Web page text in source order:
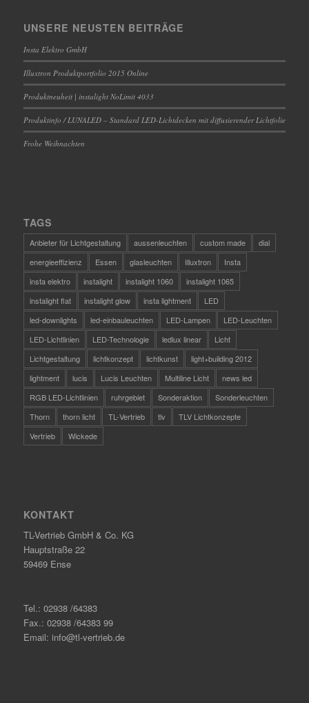
UNSERE NEUSTEN BEITRÄGE
Insta Elektro GmbH
Illuxtron Produktportfolio 2015 Online
Produktneuheit | instalight NoLimit 4033
Produktinfo / LUNALED – Standard LED-Lichtdecken mit diffusierender Lichtfolie
Frohe Weihnachten
TAGS
Anbieter für Lichtgestaltung aussenleuchten custom made
dial
energieeffizienz
Essen glasleuchten Illuxtron
Insta
insta elektro
instalight instalight 1060
instalight 1065
instalight flat
instalight glow insta lightment
LED
led-downlights
led-einbauleuchten LED-Lampen
LED-Leuchten
LED-Lichtlinien
LED-Technologie ledlux linear
Licht
Lichtgestaltung
lichtkonzept lichtkunst
light+building 2012
lightment
lucis Lucis Leuchten Multiline Licht
news led
RGB LED-Lichtlinien
ruhrgebiet Sonderaktion
Sonderleuchten
Thorn
thorn licht TL-Vertrieb tlv
TLV Lichtkonzepte
Vertrieb
Wickede
KONTAKT
TL-Vertrieb GmbH & Co. KG
Hauptstraße 22
59469 Ense
Tel.: 02938 /64383
Fax.: 02938 /64383 99
Email: info@tl-vertrieb.de